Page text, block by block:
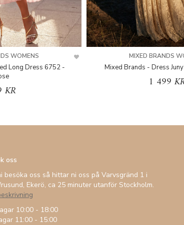
WOMENS
Long Dress 6752 -
KR
MIXED BRANDS
Mixed Brands - Dress
1 499
oss
besöka oss så hittar ni oss på Varvsgränd 1 i
Ekerö, ca 25 minuter utanför Stockholm.
10:00 - 18:00
11:00 - 15:00